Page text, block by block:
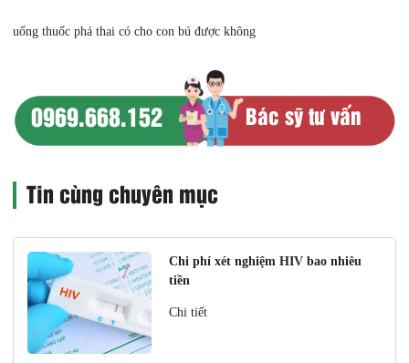
uống thuốc phá thai có cho con bú được không
0969.668.152 Bác sỹ tư vấn
Tin cùng chuyên mục
Chi phí xét nghiệm HIV bao nhiêu
tiền
Chi tiết